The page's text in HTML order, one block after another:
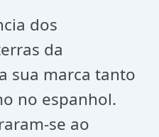
dos
da
sua marca tanto
no espanhol.
se ao